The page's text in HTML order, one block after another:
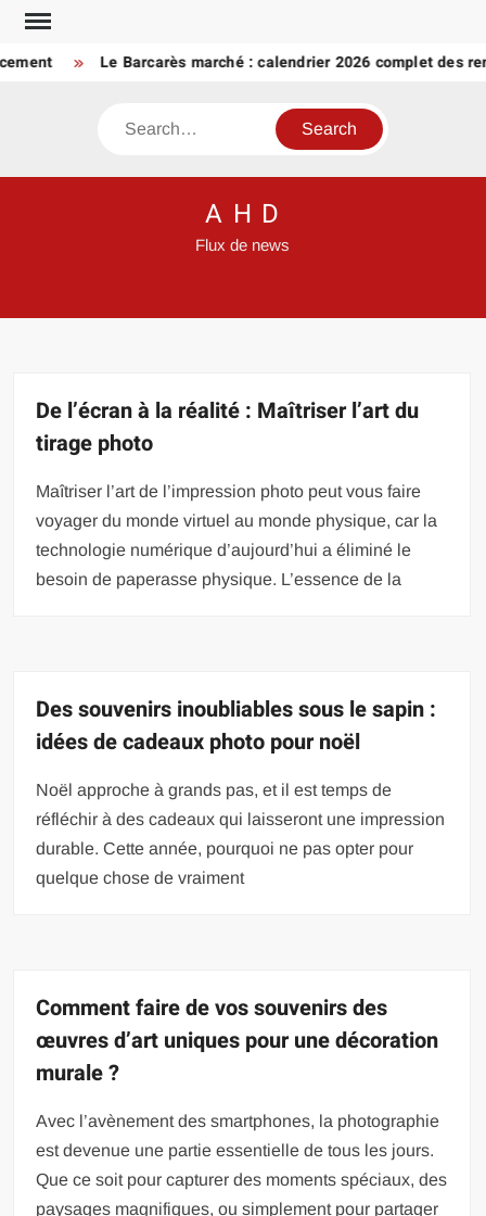
Skip
content
Le Barcarès marché : calendrier 2026 complet des
Search
A H D
Flux de news
De l’écran à la réalité : Maîtriser l’art du
tirage photo
Maîtriser l’art de l’impression photo peut vous faire
voyager du monde virtuel au monde physique, car la
technologie numérique d’aujourd’hui a éliminé le
besoin de paperasse physique. L’essence de la
Des souvenirs inoubliables sous le sapin :
idées de cadeaux photo pour noël
Noël approche à grands pas, et il est temps de
réfléchir à des cadeaux qui laisseront une impression
durable. Cette année, pourquoi ne pas opter pour
quelque chose de vraiment
Comment faire de vos souvenirs des
œuvres d’art uniques pour une décoration
murale ?
Avec l’avènement des smartphones, la photographie
est devenue une partie essentielle de tous les jours.
Que ce soit pour capturer des moments spéciaux, des
paysages magnifiques, ou simplement pour partager